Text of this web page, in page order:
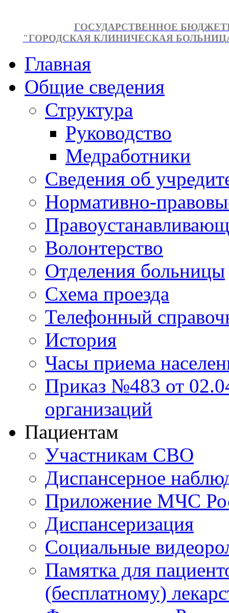
ГОСУДАРСТВЕННОЕ
"ГОРОДСКАЯ КЛИНИЧЕСКАЯ
Главная
Общие сведения
Структура
Руководство
Медработники
Сведения об
Нормативно-
Волонтерство
Отделения больницы
Схема проезда
Телефонный
История
Часы приема
Приказ №483 от
организаций
Пациентам
Участникам СВО
Диспансерное
Приложение МЧС
Диспансеризация
Социальные
Памятка для
(бесплатному)